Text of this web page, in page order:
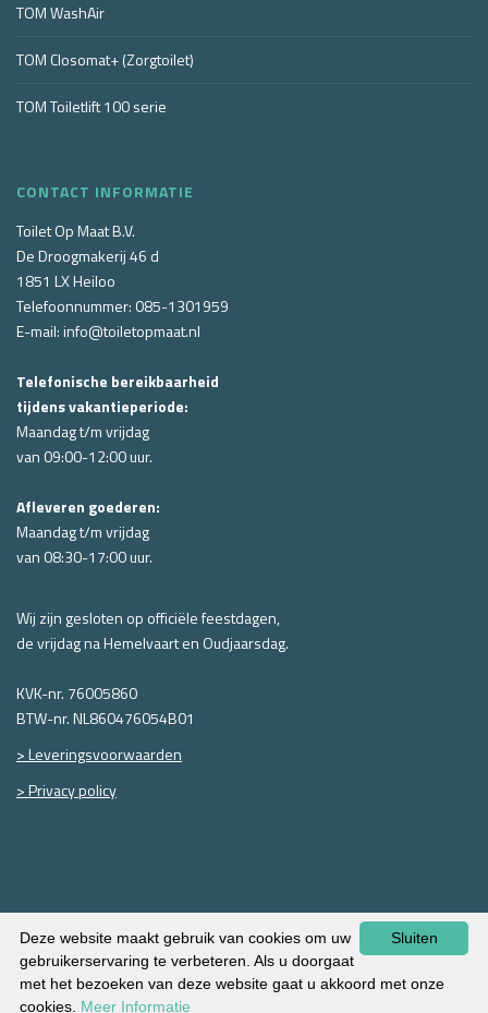
TOM WashAir
TOM Closomat+ (Zorgtoilet)
TOM Toiletlift 100 serie
CONTACT INFORMATIE
Toilet Op Maat B.V.
De Droogmakerij 46 d
1851 LX Heiloo
Telefoonnummer: 085-1301959
E-mail:info@toiletopmaat.nl
Telefonische bereikbaarheid
tijdens vakantieperiode:
Maandag t/m vrijdag
van 09:00-12:00 uur.
Afleveren goederen:
Maandag t/m vrijdag
van 08:30-17:00 uur.
Wij zijn gesloten op officiële feestdagen,
de vrijdag na Hemelvaart en Oudjaarsdag.
KVK-nr. 76005860
BTW-nr. NL860476054B01
> Leveringsvoorwaarden
> Privacy policy
Sluiten
Deze website maakt gebruik van cookies om uw
gebruikerservaring te verbeteren. Als u doorgaat
met het bezoeken van deze website gaat u akkoord met onze
cookies. Meer Informatie